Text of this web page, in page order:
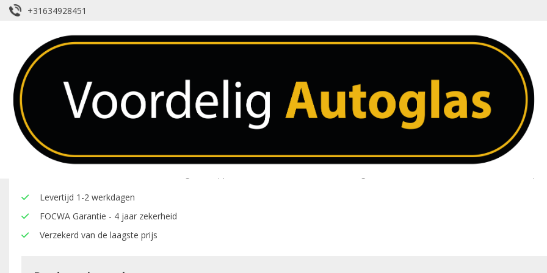
+31634928451
Voorruit – VW – Transporter – Antenne
Over dit product
Levertijd 1-2 werkdagen
FOCWA Garantie - 4 jaar zekerheid
Verzekerd van de laagste prijs